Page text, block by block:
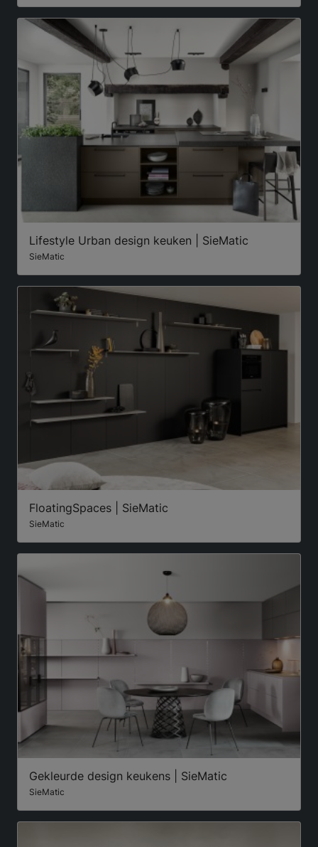
Lifestyle Urban design keuken | SieMatic
SieMatic
FloatingSpaces | SieMatic
SieMatic
Gekleurde design keukens | SieMatic
SieMatic